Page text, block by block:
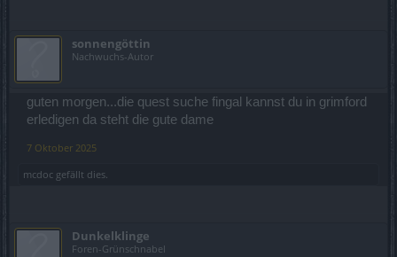
sonnengöttin
Nachwuchs-Autor
guten morgen...die quest suche fingal kannst du in grimford
erledigen da steht die gute dame
7 Oktober 2025
mcdoc gefällt dies.
Dunkelklinge
Foren-Grünschnabel